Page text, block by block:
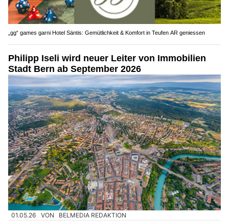
„gg“ games garni Hotel Säntis: Gemütlichkeit & Komfort in Teufen AR geniessen
Philipp Iseli wird neuer Leiter von Immobilien
Stadt Bern ab September 2026
01.05.26 VON BELMEDIA REDAKTION